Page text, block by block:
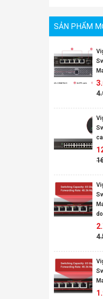
SẢN PHẨM